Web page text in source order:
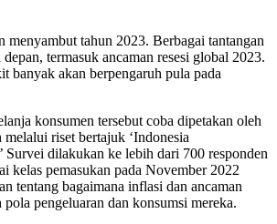
menyambut tahun 2023. Berbagai tantangan
termasuk ancaman resesi global 2023.
banyak akan berpengaruh pula pada
konsumen tersebut coba dipetakan oleh
riset bertajuk ‘Indonesia
Survei dilakukan ke lebih dari 700 responden
kelas pemasukan pada November 2022
tentang bagaimana inflasi dan ancaman
pola pengeluaran dan konsumsi mereka.